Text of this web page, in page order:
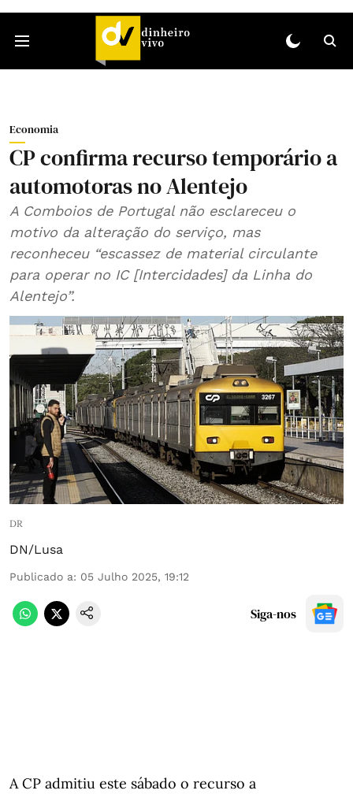
Economia
CP confirma recurso temporário a
automotoras no Alentejo
A Comboios de Portugal não esclareceu o
motivo da alteração do serviço, mas
reconheceu “escassez de material circulante
para operar no IC [Intercidades] da Linha do
Alentejo”.
DR
DN/Lusa
Publicado a: 05 Julho 2025, 19:12
Siga-nos
A CP admitiu este sábado o recurso a